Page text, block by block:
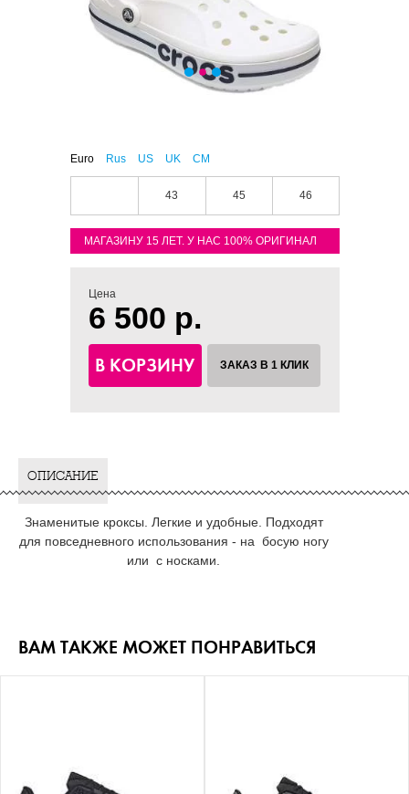
Euro Rus US UK CM
43 45 46
МАГАЗИНУ 15 ЛЕТ. У НАС 100% ОРИГИНАЛ
Цена
6 500 р.
В КОРЗИНУ ЗАКАЗ В 1 КЛИК
ОПИСАНИЕ
Знаменитые кроксы. Легкие и удобные. Подходят
для повседневного использования - на босую ногу
или с носками.
ВАМ ТАКЖЕ МОЖЕТ ПОНРАВИТЬСЯ